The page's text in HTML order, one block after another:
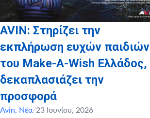
AVIN: Στηρίζει την
εκπλήρωση ευχών παιδιών
του Make-A-Wish Ελλάδος,
δεκαπλασιάζει την
προσφορά
Avin, Νέα/23 Ιουνίου, 2026